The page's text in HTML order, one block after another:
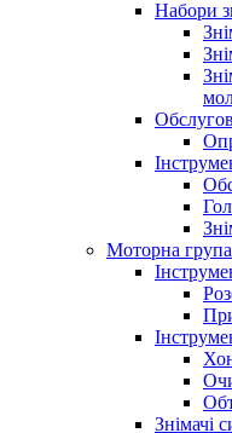
Набори
Моторна група
Знімачі